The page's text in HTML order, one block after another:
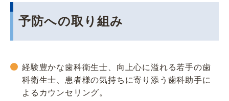
予防への取り組み
経験豊かな歯科衛生士、向上心に溢れる若手の歯
科衛生士、患者様の気持ちに寄り添う歯科助手に
よるカウンセリング。